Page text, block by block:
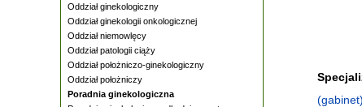
Oddział ginekologiczny
Oddział ginekologii onkologicznej
Oddział niemowlęcy
Oddział patologii ciąży
Oddział położniczo-ginekologiczny
Oddział położniczy
Poradnia ginekologiczna